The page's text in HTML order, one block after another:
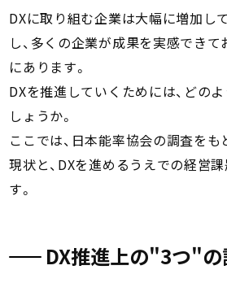
DXに取り組む企業は大幅に増加し
し、多くの企業が成果を実感でき
にあります。
DXを推進していくためには、どの
しょうか。
ここでは、日本能率協会の調査をも
現状と、DXを進めるうえでの経営
す。
DX推進上の"3つ"の